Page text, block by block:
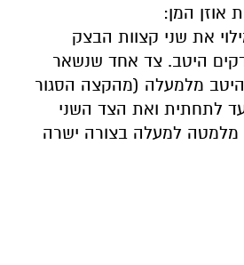
אוזן המן:
את שני קצוות הבצק
היטב. צד אחד שנשאר
מלמעלה (מהקצה הסגור
לתחתית ואת הצד השני
מלמטה למעלה בצורה ישרה